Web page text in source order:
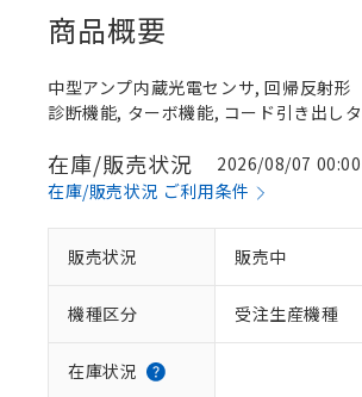
商品概要
中型アンプ内蔵光電センサ, 回帰反射
診断機能, ターボ機能, コード引き出し
在庫/販売状況
2026/08/07
在庫/販売状況 ご利用条件
販売状況 販売中
機種区分 受注生産機種
在庫状況